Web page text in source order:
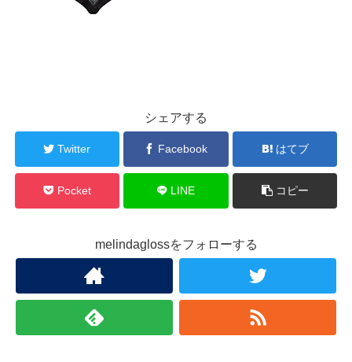
シェアする
Twitter Facebook はてブ
Pocket LINE コピー
melindaglossをフォローする